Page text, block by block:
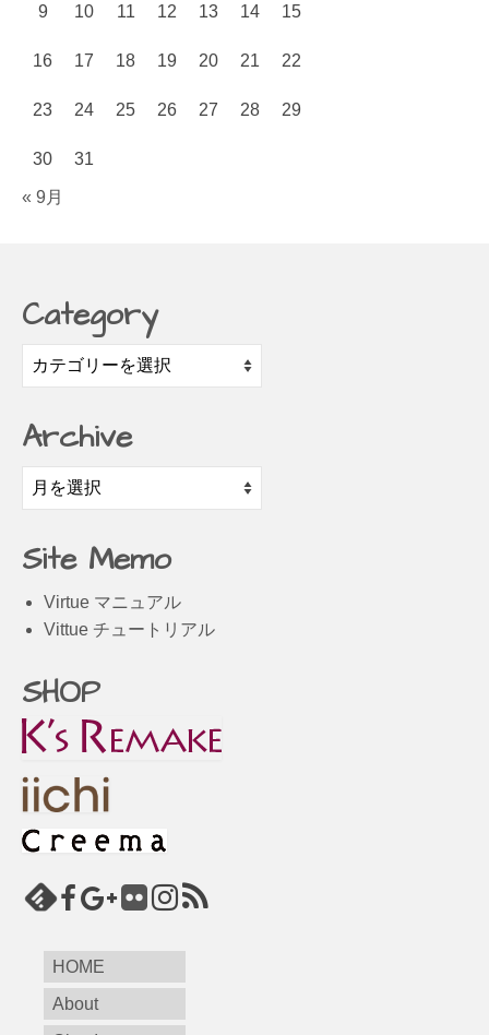
9 10 11 12 13 14 15
16 17 18 19 20 21 22
23 24 25 26 27 28 29
30 31
« 9月
Category
Category
Archive
Archive
Site Memo
Virtue マニュアル
Vittue チュートリアル
SHOP
HOME
About